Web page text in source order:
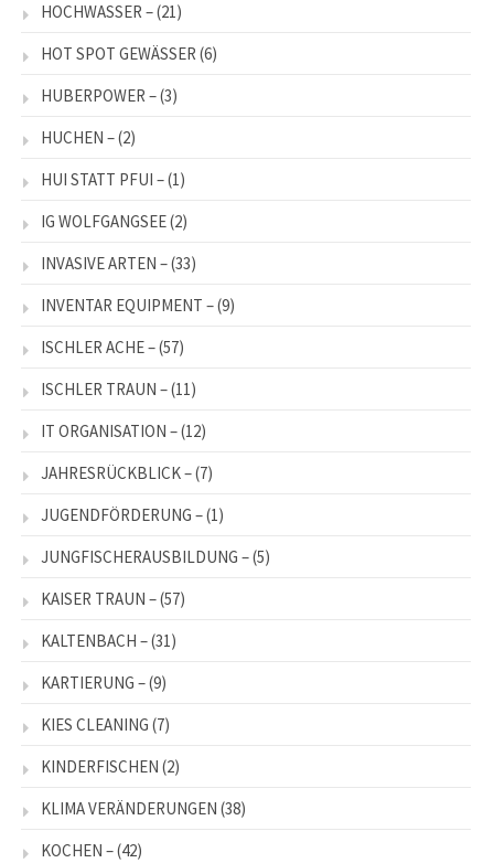
HOCHWASSER –(21)
HOT SPOT GEWÄSSER (6)
HUBERPOWER –(3)
HUCHEN –(2)
HUI STATT PFUI –(1)
IG WOLFGANGSEE(2)
INVASIVE ARTEN –(33)
INVENTAR EQUIPMENT –(9)
ISCHLER ACHE –(57)
ISCHLER TRAUN –(11)
IT ORGANISATION –(12)
JAHRESRÜCKBLICK –(7)
JUGENDFÖRDERUNG –(1)
JUNGFISCHERAUSBILDUNG –(5)
KAISER TRAUN –(57)
KALTENBACH –(31)
KARTIERUNG –(9)
KIES CLEANING (7)
KINDERFISCHEN (2)
KLIMA VERÄNDERUNGEN (38)
KOCHEN –(42)